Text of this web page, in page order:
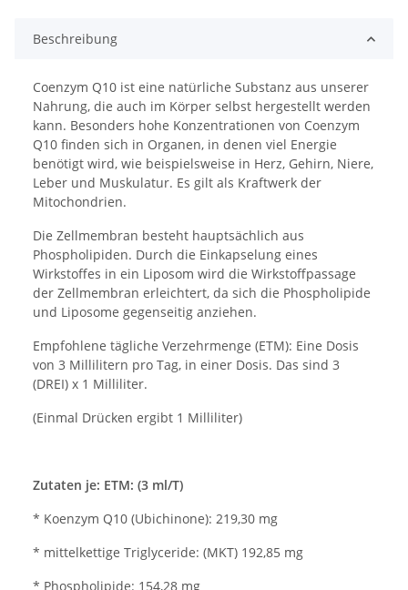
Beschreibung
Coenzym Q10 ist eine natürliche Substanz aus unserer
Nahrung, die auch im Körper selbst hergestellt werden
kann. Besonders hohe Konzentrationen von Coenzym
Q10 finden sich in Organen, in denen viel Energie
benötigt wird, wie beispielsweise in Herz, Gehirn, Niere,
Leber und Muskulatur. Es gilt als Kraftwerk der
Mitochondrien.
Die Zellmembran besteht hauptsächlich aus
Phospholipiden. Durch die Einkapselung eines
Wirkstoffes in ein Liposom wird die Wirkstoffpassage
der Zellmembran erleichtert, da sich die Phospholipide
und Liposome gegenseitig anziehen.
Empfohlene tägliche Verzehrmenge (ETM): Eine Dosis
von 3 Millilitern pro Tag, in einer Dosis. Das sind 3
(DREI) x 1 Milliliter.
(Einmal Drücken ergibt 1 Milliliter)
Zutaten je: ETM: (3 ml/T)
* Koenzym Q10 (Ubichinone): 219,30 mg
* mittelkettige Triglyceride: (MKT) 192,85 mg
* Phospholipide: 154,28 mg